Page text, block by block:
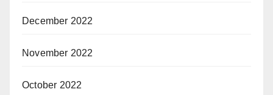
December 2022
November 2022
October 2022